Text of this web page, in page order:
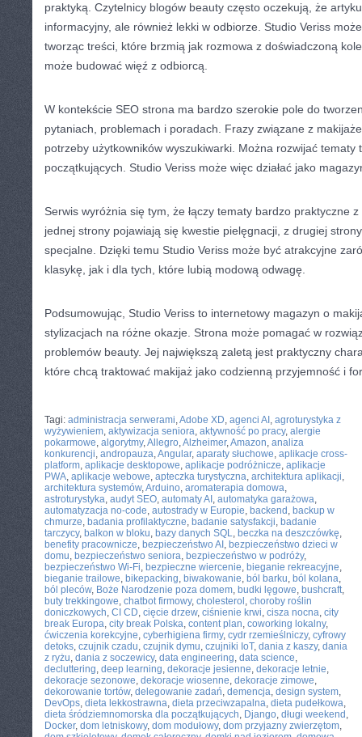
praktyką. Czytelnicy blogów beauty często oczekują, że
informacyjny, ale również lekki w odbiorze. Studio Veriss
tworząc treści, które brzmią jak rozmowa z doświadczoną
może budować więź z odbiorcą.
W kontekście SEO strona ma bardzo szerokie pole do
pytaniach, problemach i poradach. Frazy związane z
potrzeby użytkowników wyszukiwarki. Można rozwijać tematy
początkujących. Studio Veriss może więc działać jako
Serwis wyróżnia się tym, że łączy tematy bardzo praktyczne
jednej strony pojawiają się kwestie pielęgnacji, z drugiej
specjalne. Dzięki temu Studio Veriss może być atrakcyjne
klasykę, jak i dla tych, które lubią modową odwagę.
Podsumowując, Studio Veriss to internetowy magazyn o
stylizacjach na różne okazje. Strona może pomagać w
problemów beauty. Jej największą zaletą jest praktyczny
które chcą traktować makijaż jako codzienną przyjemność i
Tagi: administracja serwerami,Adobe XD, agenci AI , agroturystyka z
wyżywieniem, aktywizacja seniora, aktywność po pracy, alergie
pokarmowe, algorytmy,Allegro,Alzheimer,Amazon, analiza
konkurencji, andropauza,Angular, aparaty słuchowe, aplikacje cross-
platform, aplikacje desktopowe, aplikacje podróżnicze, aplikacje
PWA, aplikacje webowe, apteczka turystyczna, architektura aplikacji,
architektura systemów,Arduino, aromaterapia domowa,
astroturystyka, audyt SEO, automaty AI , automatyka garażowa,
automatyzacja no-code, autostrady w Europie, backend , backup w
chmurze, badania profilaktyczne, badanie satysfakcji, badanie
tarczycy, balkon w bloku, bazy danych SQL, beczka na deszczówkę,
benefity pracownicze, bezpieczeństwo AI , bezpieczeństwo dzieci w
domu, bezpieczeństwo seniora, bezpieczeństwo w podróży,
bezpieczeństwo Wi-Fi, bezpieczne wiercenie, bieganie rekreacyjne,
bieganie trailowe, bikepacking, biwakowanie, ból barku, ból kolana,
ból pleców, Boże Narodzenie poza domem, budki lęgowe, bushcraft,
buty trekkingowe, chatbot firmowy, cholesterol , choroby roślin
doniczkowych, CI CD, cięcie drzew, ciśnienie krwi, cisza nocna, city
break Europa, city break Polska, content plan, coworking lokalny,
ćwiczenia korekcyjne, cyberhigiena firmy, cydr rzemieślniczy, cyfrowy
detoks, czujnik czadu, czujnik dymu, czujniki IoT, dania z kaszy, dania
z ryżu, dania z soczewicy, data engineering, data science,
decluttering, deep learning, dekoracje jesienne, dekoracje letnie,
dekoracje sezonowe, dekoracje wiosenne, dekoracje zimowe,
dekorowanie tortów, delegowanie zadań, demencja, design system,
DevOps, dieta lekkostrawna, dieta przeciwzapalna, dieta pudełkowa,
dieta śródziemnomorska dla początkujących, Django, długi weekend ,
Docker, dom letniskowy, dom modułowy, dom przyjazny zwierzętom,